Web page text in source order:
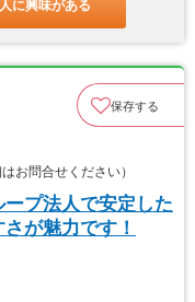
に興味がある
保存する
お問合せください）
ープ法人で安定した
が魅力です！